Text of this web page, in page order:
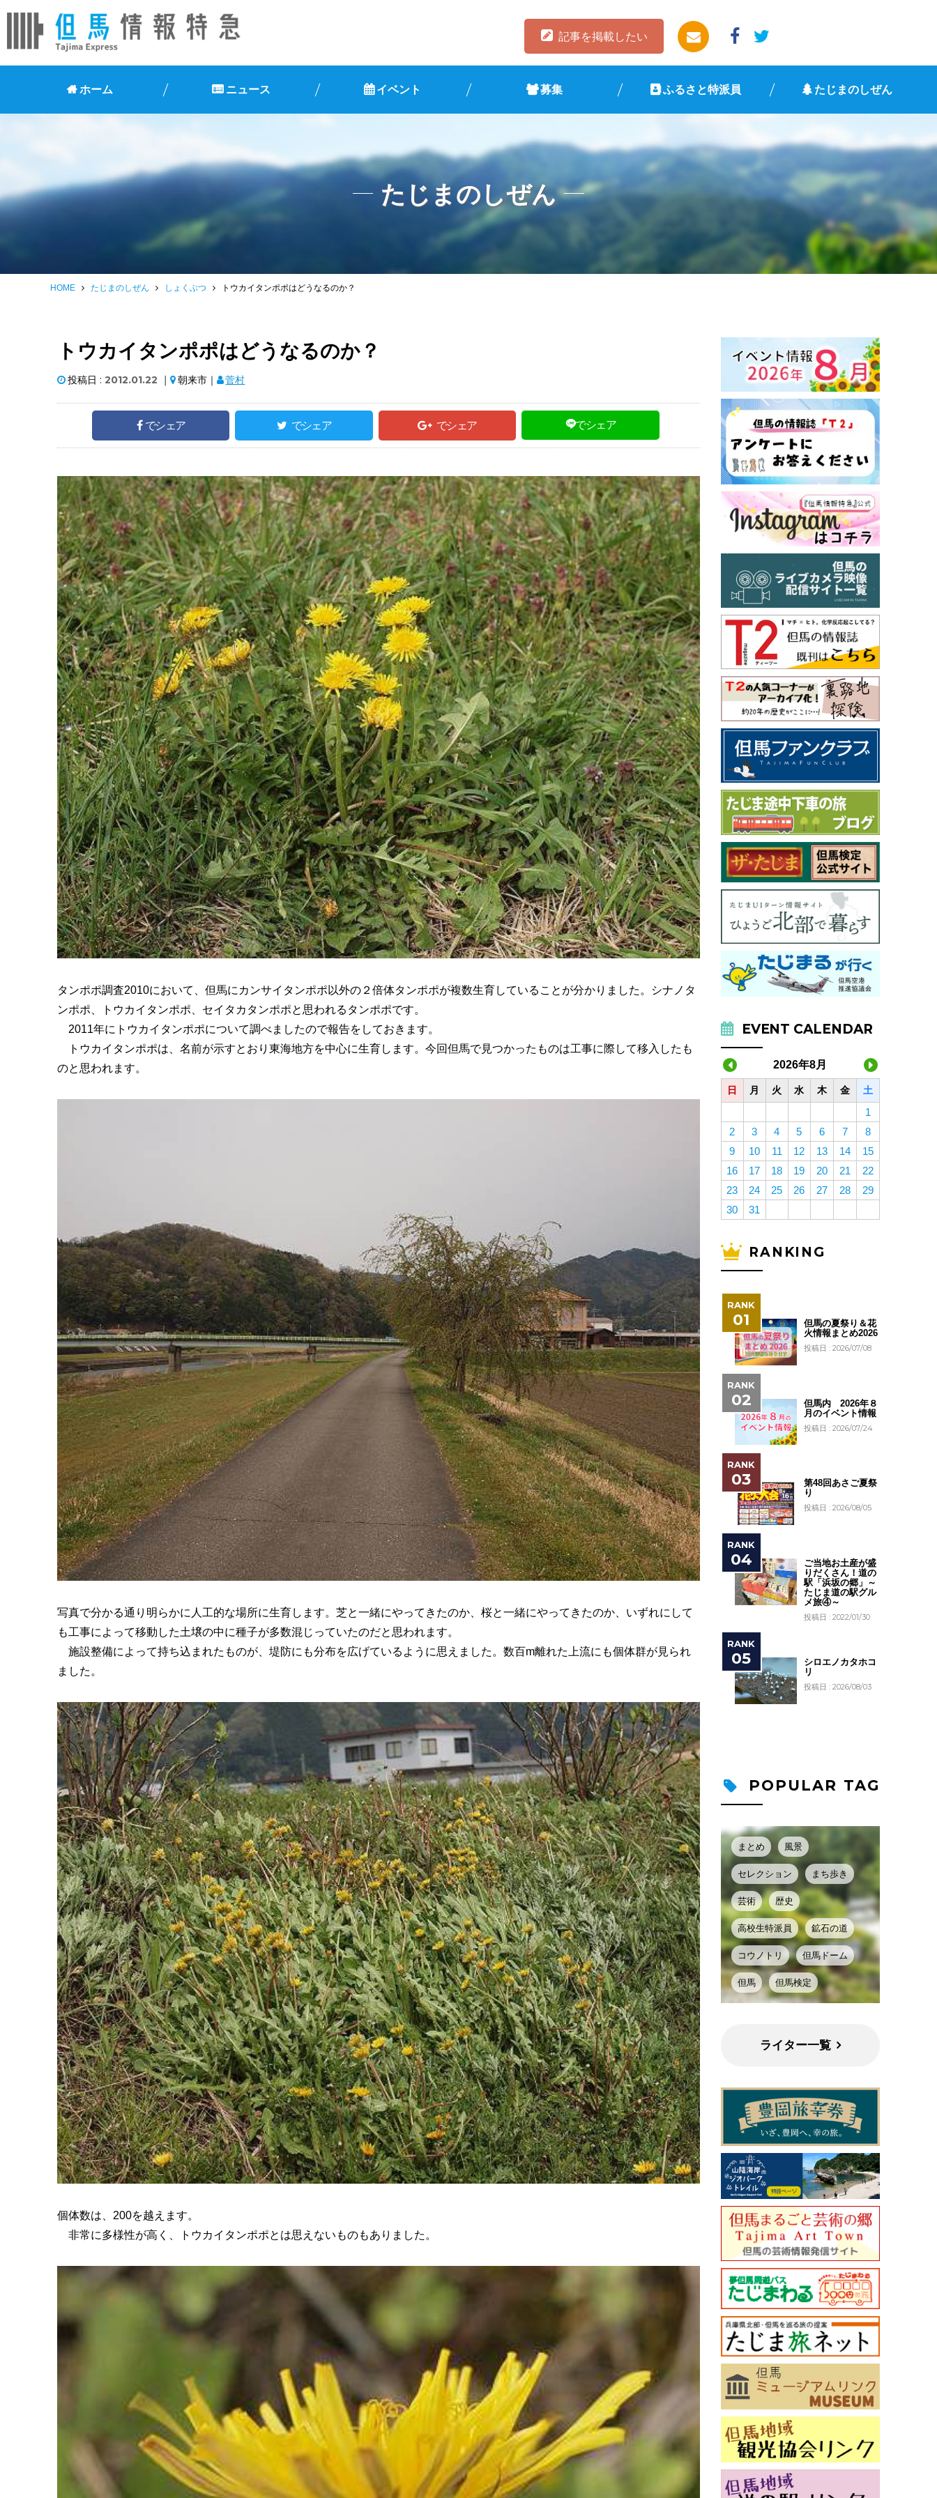
記事を掲載したい
ホーム ニュース イベント 募集 ふるさと特派員 たじまのしぜん
たじまのしぜん
HOME たじまのしぜん しょくぶつ トウカイタンポポはどうなるのか？
トウカイタンポポはどうなるのか？
投稿日 : 2012.01.22 ｜ 朝来市｜ 菅村
でシェア でシェア でシェア でシェア
タンポポ調査2010において、但馬にカンサイタンポポ以外の２倍体タンポポが複数生育していることが分かりました。シナノタ
ンポポ、トウカイタンポポ、セイタカタンポポと思われるタンポポです。
2011年にトウカイタンポポについて調べましたので報告をしておきます。
トウカイタンポポは、名前が示すとおり東海地方を中心に生育します。今回但馬で見つかったものは工事に際して移入したも
のと思われます。
写真で分かる通り明らかに人工的な場所に生育します。芝と一緒にやってきたのか、桜と一緒にやってきたのか、いずれにして
も工事によって移動した土壌の中に種子が多数混じっていたのだと思われます。
施設整備によって持ち込まれたものが、堤防にも分布を広げているように思えました。数百m離れた上流にも個体群が見られ
ました。
個体数は、200を越えます。
非常に多様性が高く、トウカイタンポポとは思えないものもありました。
EVENT CALENDAR
2026年8月
日 月 火 水 木 金 土
1
2
3 4 5 6 7
8
9
10 11 12 13 14
15
16
17 18 19 20 21
22
23
24 25 26 27 28
29
30
31
RANKING
但馬の夏祭り＆花
火情報まとめ2026
投稿日 : 2026/07/08
但馬内 2026年８
月のイベント情報
投稿日 : 2026/07/24
第48回あさご夏祭
り
投稿日 : 2026/08/05
ご当地お土産が盛
りだくさん！道の
駅「浜坂の郷」～
たじま道の駅グル
メ旅④～
投稿日 : 2022/01/30
シロエノカタホコ
リ
投稿日 : 2026/08/03
POPULAR TAG
まとめ 風景
セレクション まち歩き
芸術 歴史
高校生特派員 鉱石の道
コウノトリ 但馬ドーム
但馬 但馬検定
ライター一覧